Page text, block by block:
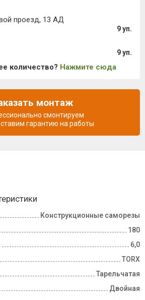
Конструкционные саморезы
180
6,0
TORX
Тарельчатая
Двойная
проезд, 13 АД
9 уп.
9 уп.
количество? Нажмите сюда
монтаж
смонтируем
гарантию на работы